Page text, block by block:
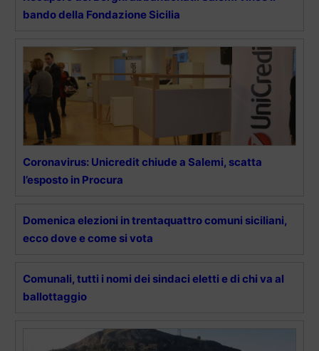
bando della Fondazione Sicilia
Coronavirus: Unicredit chiude a Salemi, scatta
l’esposto in Procura
Domenica elezioni in trentaquattro comuni siciliani,
ecco dove e come si vota
Comunali, tutti i nomi dei sindaci eletti e di chi va al
ballottaggio